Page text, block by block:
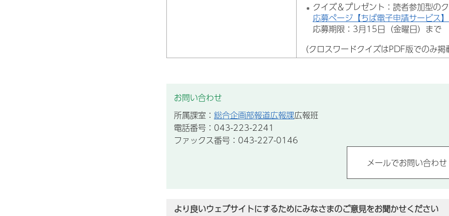
クイズ＆プレゼント：読者参加型の
応募ページ【ちば電子申請サービス】
応募期限：3月15日（金曜日）まで
（クロスワードクイズはPDF版でのみ掲
お問い合わせ
所属課室： 総合企画部報道広報課広報班
電話番号：043-223-2241
ファックス番号：043-227-0146
より良いウェブサイトにするためにみなさまのご意見をお聞かせください